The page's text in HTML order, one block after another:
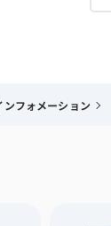
ンフォメーション